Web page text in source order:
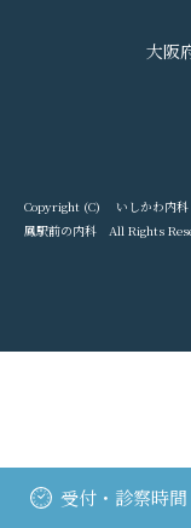
大阪
Copyright (C) いしかわ内科
鳳駅前の内科 All Rights
受付・診察時間